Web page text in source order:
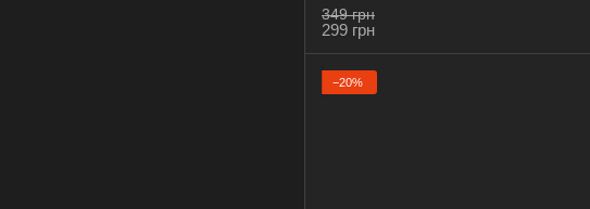
349 грн
299 грн
−20%